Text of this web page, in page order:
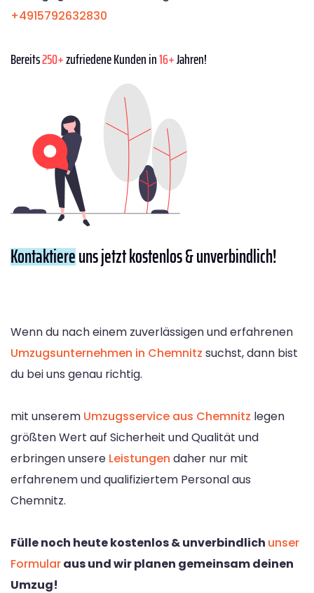
+4915792632830
Bereits250+zufriedene Kunden in16+Jahren!
Kontaktiereuns jetzt kostenlos & unverbindlich!
Wenn du nach einem zuverlässigen und erfahrenen
Umzugsunternehmen in Chemnitz suchst, dann bist
du bei uns genau richtig.
mit unserem Umzugsservice aus Chemnitz legen
größten Wert auf Sicherheit und Qualität und
erbringen unsere Leistungen daher nur mit
erfahrenem und qualifiziertem Personal aus
Chemnitz.
Fülle noch heute kostenlos & unverbindlich unser
Formularaus und wir planen gemeinsam deinen
Umzug!